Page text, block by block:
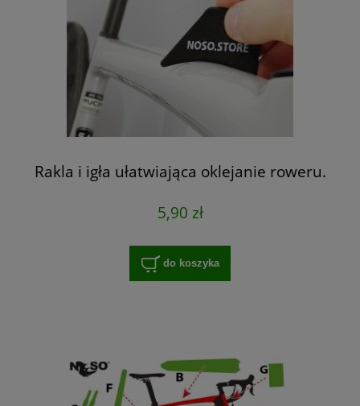
Rakla i igła ułatwiająca oklejanie roweru.
5,90 zł
do koszyka